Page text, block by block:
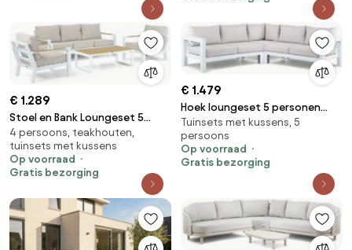
€ 1.289
Stoel en Bank Loungeset 5
personen Aluminium/Polywood
(teakfinish) Wit Lifestyle
Garden Furniture Bilbao
4 persoons, teakhouten,
tuinsets met kussens
Op voorraad
Gratis bezorging
€ 1.479
Hoek loungeset 5 personen
Aluminium Wit Lifestyle Garden
Furniture Luca
Tuinsets met kussens, 5
persoons
Op voorraad
Gratis bezorging